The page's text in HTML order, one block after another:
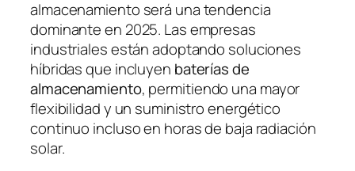
almacenamiento será una tendencia
dominante en 2025. Las empresas
industriales están adoptando soluciones
híbridas que incluyen baterías de
almacenamiento, permitiendo una mayor
flexibilidad y un suministro energético
continuo incluso en horas de baja radiación
solar.